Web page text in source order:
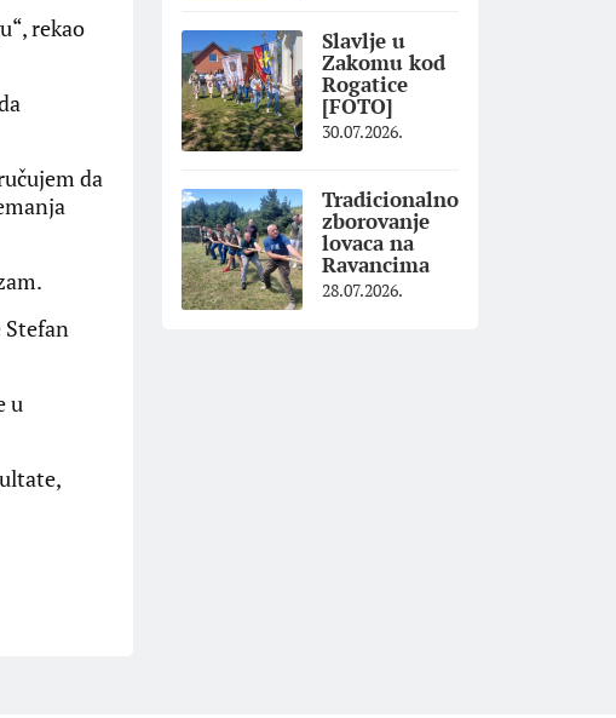
rekao
da
Stefan
u
Slavlje u
Zakomu kod
Rogatice
[FOTO]
30.07.2026.
Tradicionalno
zborovanje
lovaca na
Ravancima
28.07.2026.